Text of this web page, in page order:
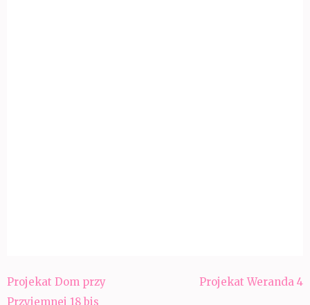
Navigacija
članaka
Projekat Dom przy
Przyjemnej 18 bis
Projekat Weranda 4